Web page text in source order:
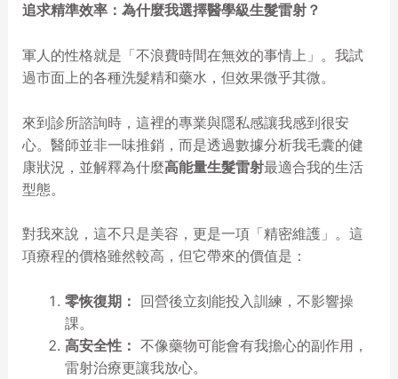
追求精準效率：為什麼我選擇醫學級生髮雷射？
軍人的性格就是「不浪費時間在無效的事情上」。我試
過市面上的各種洗髮精和藥水，但效果微乎其微。
來到診所諮詢時，這裡的專業與隱私感讓我感到很安
心。醫師並非一味推銷，而是透過數據分析我毛囊的健
康狀況，並解釋為什麼高能量生髮雷射最適合我的生活
型態。
對我來說，這不只是美容，更是一項「精密維護」。這
項療程的價格雖然較高，但它帶來的價值是：
零恢復期： 回營後立刻能投入訓練，不影響操
課。
高安全性： 不像藥物可能會有我擔心的副作用，
雷射治療更讓我放心。